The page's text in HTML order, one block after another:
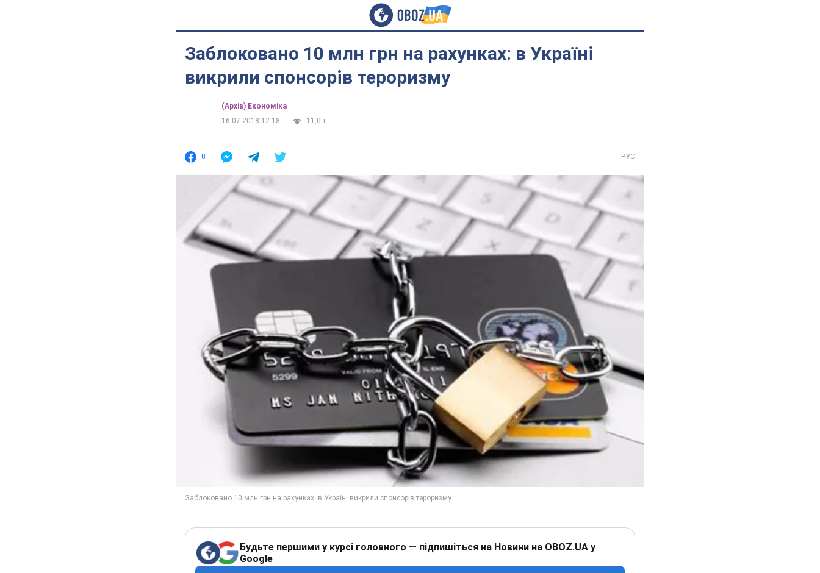
Заблоковано 10 млн грн на рахунках: в Україні
викрили спонсорів тероризму
(Архів) Економіка
16.07.2018 12:18
11,0 т.
0 РУС
Будьте першими у курсі головного — підпишіться на Новини на OBOZ.UA у
Google